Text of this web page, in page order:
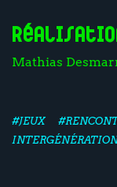
Mathias
#JEUX